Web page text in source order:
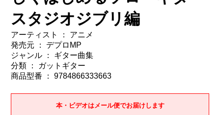
スタジオジブリ編
アーティスト ： アニメ
発売元 ： デプロMP
ジャンル ： ギター曲集
分類 ： ガットギター
商品型番 ： 9784866333663
本・ビデオはメール便でお届けします